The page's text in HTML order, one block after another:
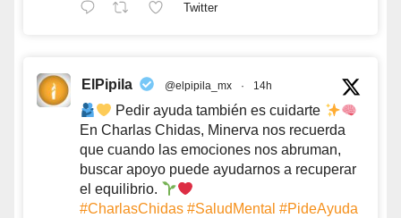
Twitter
ElPipila @elpipila_mx · 14h
Pedir ayuda también es cuidarte
En Charlas Chidas, Minerva nos recuerda
que cuando las emociones nos abruman,
buscar apoyo puede ayudarnos a recuperar
el equilibrio.
#CharlasChidas #SaludMental #PideAyuda